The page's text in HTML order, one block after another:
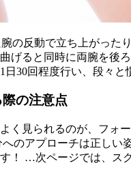
の反動で立ち上がっ
げると同時に両腕を後
30回程度行い、段々と
の注意点
く見られるのが、フォ
のアプローチは正しい
！ …次ページでは、ス